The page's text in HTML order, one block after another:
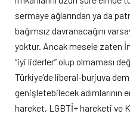
sermaye ağlarından ya da
bağımsız davranacağını
yoktur. Ancak mesele zaten
“iyi liderler” olup olmaması
Türkiye’de liberal-burjuva
genişletebilecek
hareket, LGBTİ+ hareketi ve